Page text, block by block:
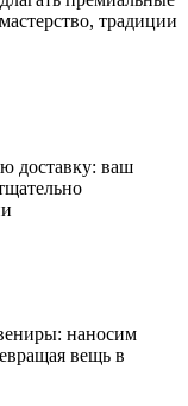
традиции
доставку: ваш
наносим
вещь в